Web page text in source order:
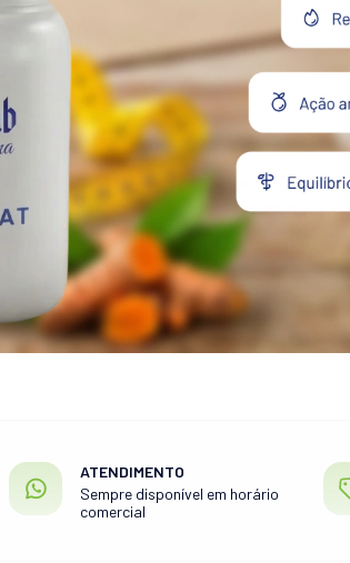
ATENDIMENTO
Sempre disponível em horário
comercial